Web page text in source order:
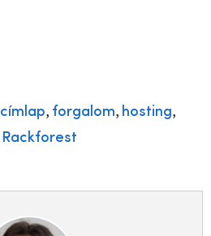
címlap, forgalom, hosting,
Rackforest